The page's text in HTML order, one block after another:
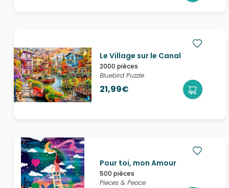
Le Village sur le Canal
2000 pièces
Bluebird Puzzle
21,99€
Pour toi, mon Amour
500 pièces
Pieces & Peace